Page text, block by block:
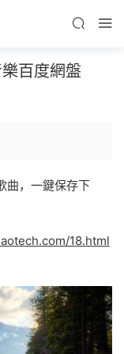
百度網盤
曲，一鍵保存下
18.html